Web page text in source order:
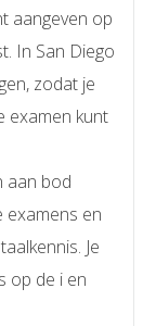
aangeven op
In San Diego
zodat je
examen kunt
aan bod
examens en
Je
op de i en